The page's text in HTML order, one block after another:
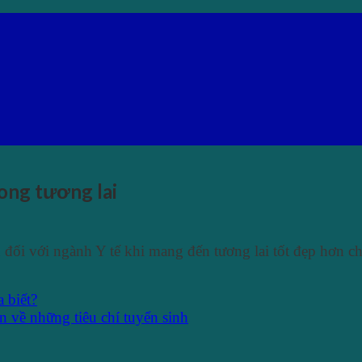
tương lai
với ngành Y tế khi mang đến tương lai tốt đẹp hơn
biết?
về những tiêu chí tuyển sinh